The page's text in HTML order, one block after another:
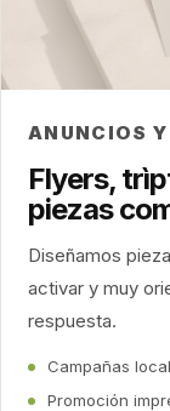
ANUNCIOS Y
Flyers,
piezas
Diseñamos
activar y muy
respuesta.
Campañas
Promoción